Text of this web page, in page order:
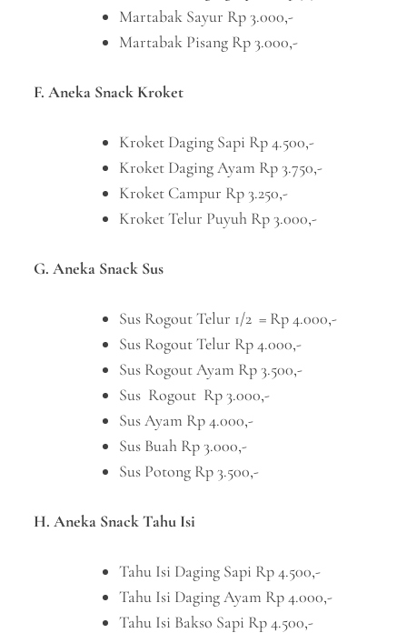
Martabak Sayur Rp 3.000,-
Martabak Pisang Rp 3.000,-
F. Aneka Snack Kroket
Kroket Daging Sapi Rp 4.500,-
Kroket Daging Ayam Rp 3.750,-
Kroket Campur Rp 3.250,-
Kroket Telur Puyuh Rp 3.000,-
G. Aneka Snack Sus
Sus Rogout Telur 1/2 = Rp 4.000,-
Sus Rogout Telur Rp 4.000,-
Sus Rogout Ayam Rp 3.500,-
Sus Rogout Rp 3.000,-
Sus Ayam Rp 4.000,-
Sus Buah Rp 3.000,-
Sus Potong Rp 3.500,-
H. Aneka Snack Tahu Isi
Tahu Isi Daging Sapi Rp 4.500,-
Tahu Isi Daging Ayam Rp 4.000,-
Tahu Isi Bakso Sapi Rp 4.500,-